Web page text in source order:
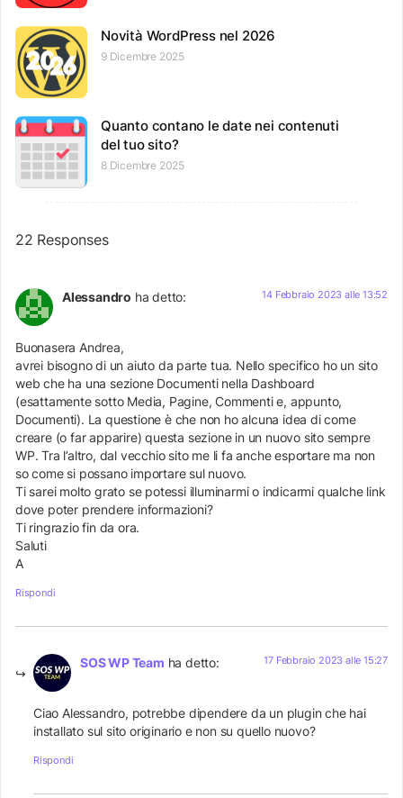
Novità WordPress nel 2026
9 Dicembre 2025
Quanto contano le date nei contenuti
del tuo sito?
8 Dicembre 2025
22 Responses
Alessandro ha detto: 14 Febbraio 2023 alle 13:52
Buonasera Andrea,
avrei bisogno di un aiuto da parte tua. Nello specifico ho un sito
web che ha una sezione Documenti nella Dashboard
(esattamente sotto Media, Pagine, Commenti e, appunto,
Documenti). La questione è che non ho alcuna idea di come
creare (o far apparire) questa sezione in un nuovo sito sempre
WP. Tra l’altro, dal vecchio sito me li fa anche esportare ma non
so come si possano importare sul nuovo.
Ti sarei molto grato se potessi illuminarmi o indicarmi qualche link
dove poter prendere informazioni?
Ti ringrazio fin da ora.
Saluti
A
Rispondi
SOS WP Team ha detto: 17 Febbraio 2023 alle 15:27
Ciao Alessandro, potrebbe dipendere da un plugin che hai
installato sul sito originario e non su quello nuovo?
Rispondi